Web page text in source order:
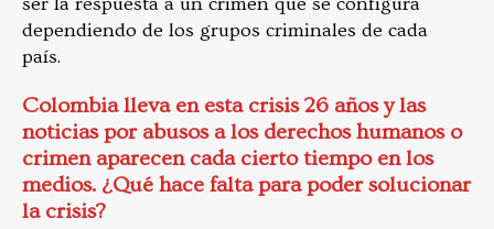
dependiendo de los grupos criminales de cada
país.
Colombia lleva en esta crisis 26 años y las
noticias por abusos a los derechos humanos o
crimen aparecen cada cierto tiempo en los
medios. ¿Qué hace falta para poder solucionar
la crisis?